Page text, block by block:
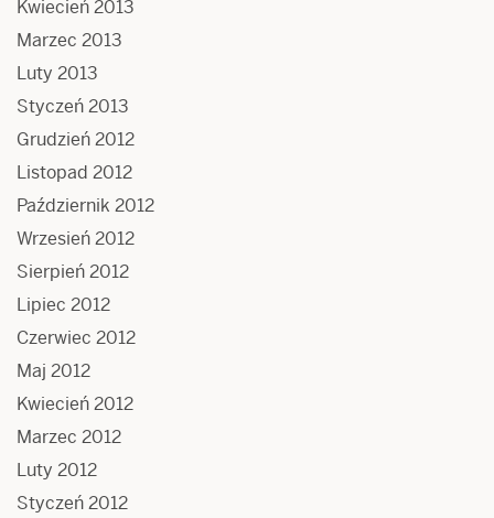
Kwiecień 2013
Marzec 2013
Luty 2013
Styczeń 2013
Grudzień 2012
Listopad 2012
Październik 2012
Wrzesień 2012
Sierpień 2012
Lipiec 2012
Czerwiec 2012
Maj 2012
Kwiecień 2012
Marzec 2012
Luty 2012
Styczeń 2012